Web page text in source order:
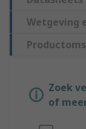
Wetgeving
Zoek
of